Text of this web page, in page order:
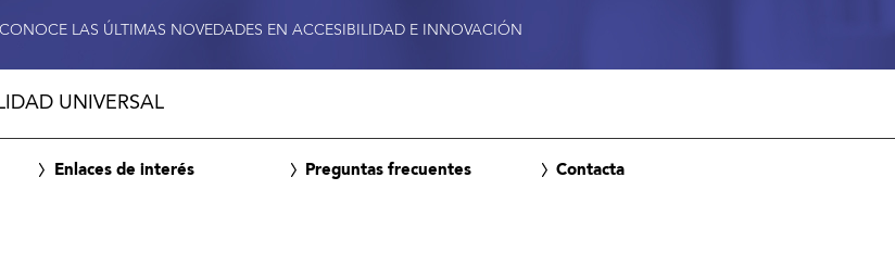
CONOCE LAS ÚLTIMAS NOVEDADES EN ACCESIBILIDAD E INNOVACIÓN
UNIVERSAL
Enlaces de interés Preguntas frecuentes Contacta